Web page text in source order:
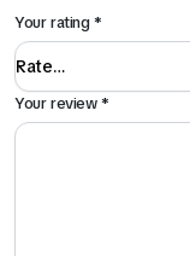
Your rating*
Your review*